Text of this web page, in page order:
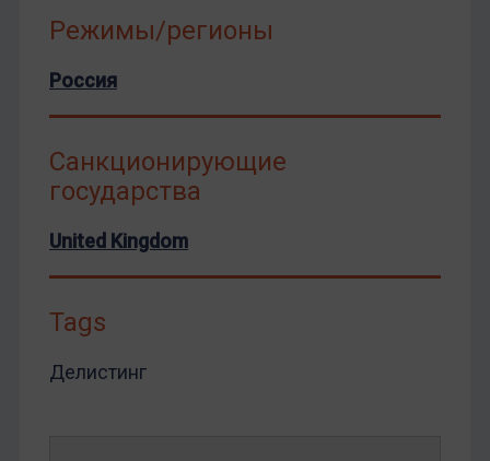
Режимы/регионы
Россия
Санкционирующие
государства
United Kingdom
Tags
Делистинг